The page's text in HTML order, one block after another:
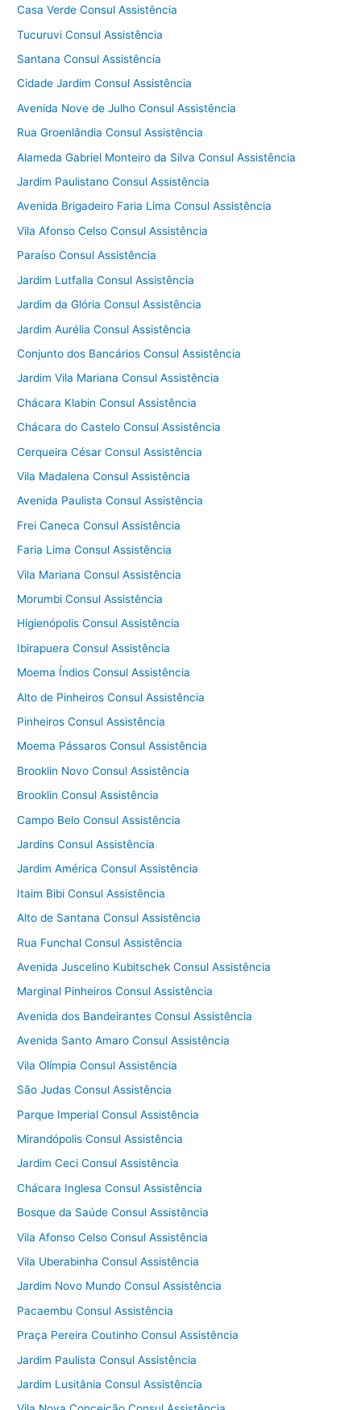
Casa Verde Consul Assistência
Tucuruvi Consul Assistência
Santana Consul Assistência
Cidade Jardim Consul Assistência
Avenida Nove de Julho Consul Assistência
Rua Groenlândia Consul Assistência
Alameda Gabriel Monteiro da Silva Consul Assistência
Jardim Paulistano Consul Assistência
Avenida Brigadeiro Faria Lima Consul Assistência
Vila Afonso Celso Consul Assistência
Paraíso Consul Assistência
Jardim Lutfalla Consul Assistência
Jardim da Glória Consul Assistência
Jardim Aurélia Consul Assistência
Conjunto dos Bancários Consul Assistência
Jardim Vila Mariana Consul Assistência
Chácara Klabin Consul Assistência
Chácara do Castelo Consul Assistência
Cerqueira César Consul Assistência
Vila Madalena Consul Assistência
Avenida Paulista Consul Assistência
Frei Caneca Consul Assistência
Faria Lima Consul Assistência
Vila Mariana Consul Assistência
Morumbi Consul Assistência
Higienópolis Consul Assistência
Ibirapuera Consul Assistência
Moema Índios Consul Assistência
Alto de Pinheiros Consul Assistência
Pinheiros Consul Assistência
Moema Pássaros Consul Assistência
Brooklin Novo Consul Assistência
Brooklin Consul Assistência
Campo Belo Consul Assistência
Jardins Consul Assistência
Jardim América Consul Assistência
Itaim Bibi Consul Assistência
Alto de Santana Consul Assistência
Rua Funchal Consul Assistência
Avenida Juscelino Kubitschek Consul Assistência
Marginal Pinheiros Consul Assistência
Avenida dos Bandeirantes Consul Assistência
Avenida Santo Amaro Consul Assistência
Vila Olímpia Consul Assistência
São Judas Consul Assistência
Parque Imperial Consul Assistência
Mirandópolis Consul Assistência
Jardim Ceci Consul Assistência
Chácara Inglesa Consul Assistência
Bosque da Saúde Consul Assistência
Vila Afonso Celso Consul Assistência
Vila Uberabinha Consul Assistência
Jardim Novo Mundo Consul Assistência
Pacaembu Consul Assistência
Praça Pereira Coutinho Consul Assistência
Jardim Paulista Consul Assistência
Jardim Lusitânia Consul Assistência